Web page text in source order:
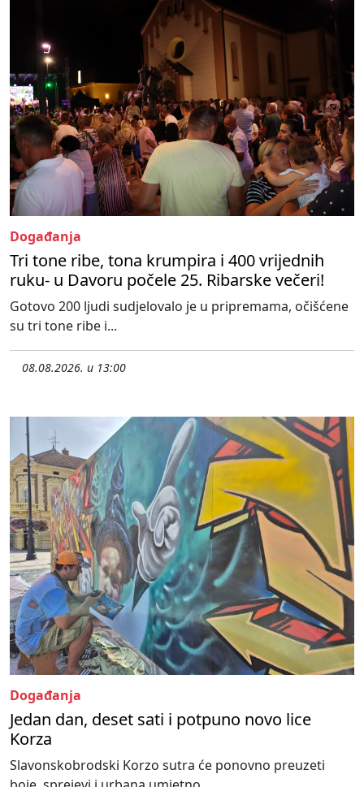
Događanja
Tri tone ribe, tona krumpira i 400 vrijednih
ruku- u Davoru počele 25. Ribarske večeri!
Gotovo 200 ljudi sudjelovalo je u pripremama, očišćene
su tri tone ribe i...
08.08.2026. u 13:00
Događanja
Jedan dan, deset sati i potpuno novo lice
Korza
Slavonskobrodski Korzo sutra će ponovno preuzeti